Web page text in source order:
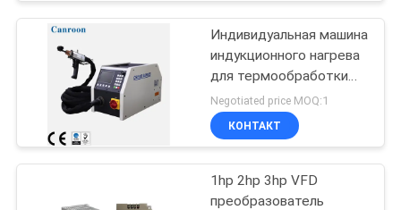
КАЧЕСТВА
КОНТАКТНЫЕ
ДАННЫЕ
ОТПРАВИТЬ
Инвертор частоты
VFD
35
Индивидуальная машина
индукционного нагрева
для термообработки
металла
Negotiated price MOQ:1
КОНТАКТ
1hp 2hp 3hp VFD
преобразователь